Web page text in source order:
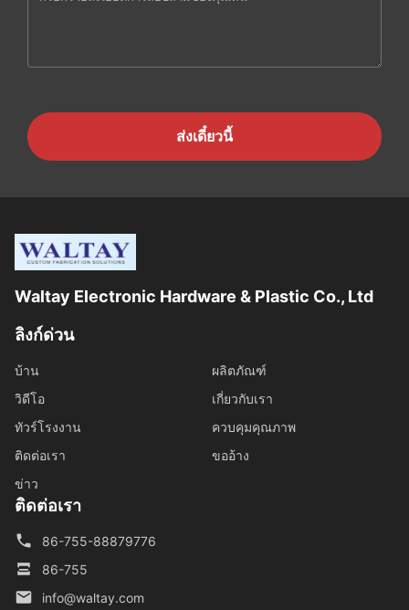
ส่งเดี๋ยวนี้
Waltay Electronic Hardware & Plastic Co., Ltd
ลิงก์ด่วน
บ้าน
ผลิตภัณฑ์
วิดีโอ
เกี่ยวกับเรา
ทัวร์โรงงาน
ควบคุมคุณภาพ
ติดต่อเรา
ขออ้าง
ข่าว
ติดต่อเรา
86-755-88879776
86-755
info@waltay.com